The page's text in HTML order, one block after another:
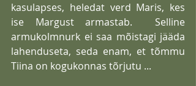
kasulapses, heledat verd Maris, kes
ise Margust armastab.  Selline
armukolmnurk ei saa mõistagi jääda
lahenduseta, seda enam, et tõmmu
Tiina on kogukonnas tõrjutu ...